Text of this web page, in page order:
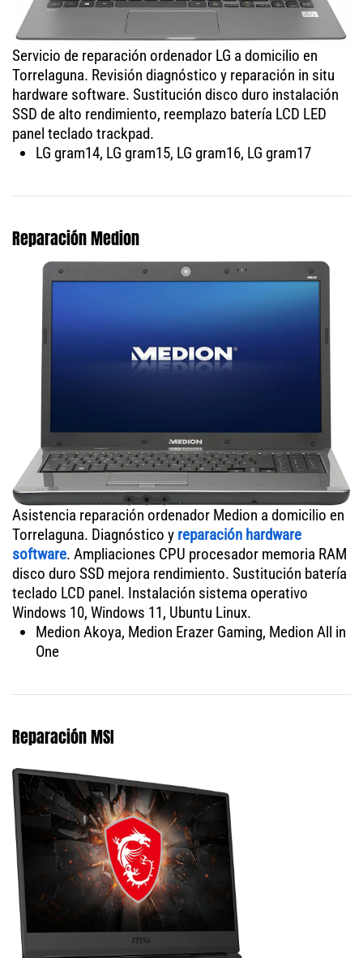
Servicio de reparación ordenador LG a domicilio en
Torrelaguna. Revisión diagnóstico y reparación in situ
hardware software. Sustitución disco duro instalación
SSD de alto rendimiento, reemplazo batería LCD LED
panel teclado trackpad.
LG gram14, LG gram15, LG gram16, LG gram17
Reparación Medion
Asistencia reparación ordenador Medion a domicilio en
Torrelaguna. Diagnóstico y reparación hardware
software. Ampliaciones CPU procesador memoria RAM
disco duro SSD mejora rendimiento. Sustitución batería
teclado LCD panel. Instalación sistema operativo
Windows 10, Windows 11, Ubuntu Linux.
Medion Akoya, Medion Erazer Gaming, Medion All in
One
Reparación MSI